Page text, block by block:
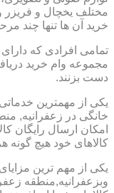
مختلف یخچال و فریزر
خرید آن ها تنها چند
تمامی افرادی که
مجموعه وام خرید
دست بزنند.
یکی از مهمترین
خانگی در زعفرانیه,
امکان ارسال رایگان
کالاهای خود هیچ گونه
یکی از مهم ترین
وبزعفرانیه,منطقه